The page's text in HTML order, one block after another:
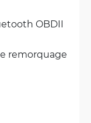
OBDII
remorquage